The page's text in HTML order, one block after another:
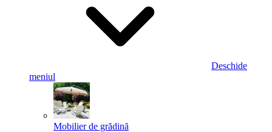
Deschide
meniul
Mobilier de grădină